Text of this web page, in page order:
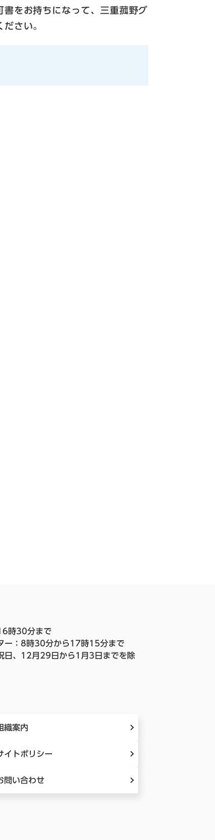
をお持ちになって、三重菰野グ
さい。
時30分まで
ー：8時30分から17時15分まで
日、12月29日から1月3日までを除
織案内
イトポリシー
問い合わせ